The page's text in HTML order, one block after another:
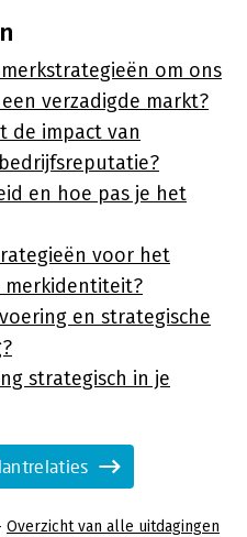
om ons
verzadigde markt?
de impact van
en hoe pas je het
voor het
merkidentiteit?
en strategische
strategisch in je
Overzicht van alle uitdagingen